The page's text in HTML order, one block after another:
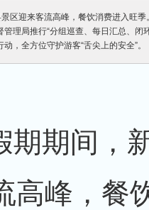
区迎来客流高峰，餐饮消费进入旺
理局推行“分组巡查、每日汇总、闭
，全方位守护游客“舌尖上的安全”。
期间，
高峰，餐